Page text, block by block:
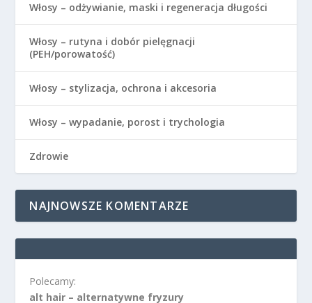
Włosy – odżywianie, maski i regeneracja długości
Włosy – rutyna i dobór pielęgnacji
(PEH/porowatość)
Włosy – stylizacja, ochrona i akcesoria
Włosy – wypadanie, porost i trychologia
Zdrowie
NAJNOWSZE KOMENTARZE
Polecamy:
alt hair – alternatywne fryzury